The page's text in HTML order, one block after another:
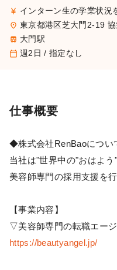
currency_yen インターン生の学業状況を考慮した稼働時間やアウトプットに応じて採用時に給与を決定致します。面談時に詳細はお伝えし
place 東京都港区芝大門2-19
train 大門駅
calendar_today 週2日 / 指定なし
仕事概要
◆株式会社RenBaoについ
当社は"世界中の"おはよう
美容師専門の採用支援を
【事業内容】
▽美容師専門の転職エージ
https://beautyangel.jp/